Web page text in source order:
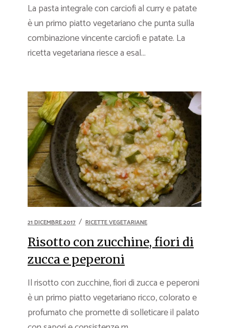
La pasta integrale con carciofi al curry e patate
è un primo piatto vegetariano che punta sulla
combinazione vincente carciofi e patate. La
ricetta vegetariana riesce a esal...
21 DICEMBRE 2017 RICETTE VEGETARIANE
Risotto con zucchine, fiori di
zucca e peperoni
Il risotto con zucchine, fiori di zucca e peperoni
è un primo piatto vegetariano ricco, colorato e
profumato che promette di solleticare il palato